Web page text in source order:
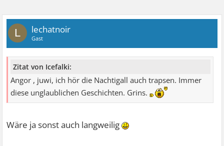
L lechatnoir
Gast
Zitat von Icefalki:
Angor , juwi, ich hör die Nachtigall auch trapsen. Immer
diese unglaublichen Geschichten. Grins.
Wäre ja sonst auch langweilig